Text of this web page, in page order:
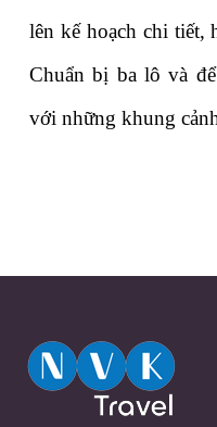
lên kế hoạch chi tiết,
Chuẩn bị ba lô và
với những khung